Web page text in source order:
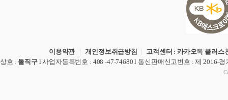
이용약관 |개인정보취급방침 | 고객센터 : 카카오톡 플러스
상호 : 돌직구 l사업자등록번호 : 408 -47-74680 l 통신판매신고번호 : 제 2016-